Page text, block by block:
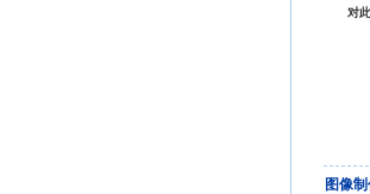
对此
图像